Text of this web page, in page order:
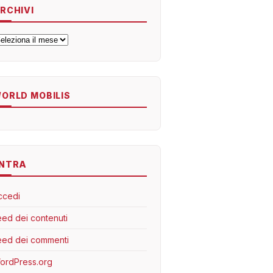
MOBILIS
dei contenuti
dei commenti